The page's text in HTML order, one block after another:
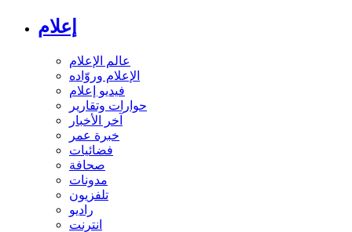
إعلام
عالم الإعلام
الإعلام وروّاده
فيديو إعلام
حوارات وتقارير
آخر الأخبار
خبرة عمر
فضائيات
صحافة
مدونات
تلفزيون
راديو
انترنت